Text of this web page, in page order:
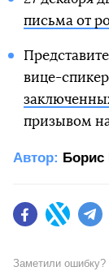
письма от
вице-
призывом
Автор: Борис
FacebookTwitter
Заметили